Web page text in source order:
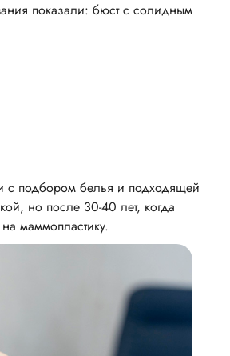
показали: бюст с солидным
с подбором белья и подходящей
но после 30-40 лет, когда
маммопластику.